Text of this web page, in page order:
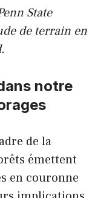
State
de terrain en
notre
de la
émettent
en couronne